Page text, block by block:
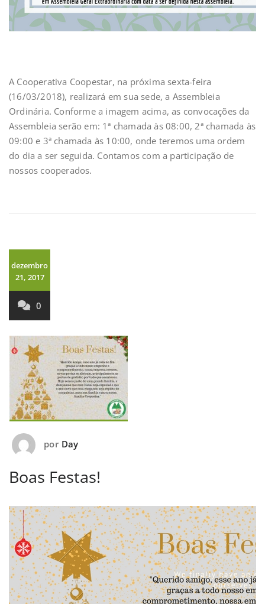
A Cooperativa Coopestar, na próxima sexta-feira
(16/03/2018), realizará em sua sede, a Assembleia
Ordinária. Conforme a imagem acima, as convocações da
Assembleia serão em: 1ª chamada às 08:00, 2ª chamada às
09:00 e 3ª chamada às 10:00, onde teremos uma ordem
do dia a ser seguida. Contamos com a participação de
nossos cooperados.
dezembro
21, 2017
0
por Day
Boas Festas!